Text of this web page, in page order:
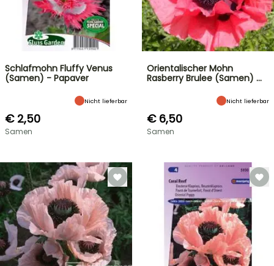
Schlafmohn Fluffy Venus
(Samen) - Papaver
Nicht lieferbar
€ 2,50
Samen
Orientalischer Mohn
Rasberry Brulee (Samen) …
Nicht lieferbar
€ 6,50
Samen